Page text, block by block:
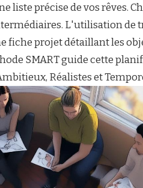
liste précise de vos rêves.
L'utilisation de
fiche projet détaillant les
SMART guide cette
Réalistes et